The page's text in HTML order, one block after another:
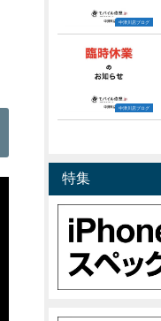
中津川店ブログ
中津川店ブログ
特集